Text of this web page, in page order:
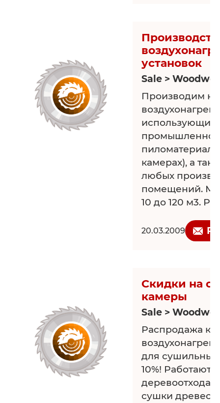
установок
Sale >
Производим
камерах), а
любых
помещений.
10 до 120 м3.
горячий
по России.
20.03.2009
Скидки на
камеры
Sale >
Распродажа
для сушильных
10%! Работают
сушки